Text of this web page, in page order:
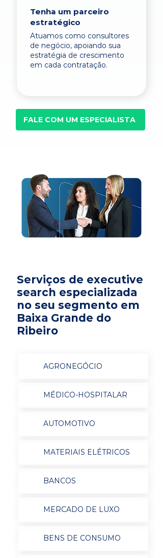
Tenha um parceiro
estratégico
Atuamos como consultores
de negócio, apoiando sua
estratégia de crescimento
em cada contratação.
FALE COM UM ESPECIALISTA
Serviços de executive
search especializada
no seu segmento em
Baixa Grande do
Ribeiro
AGRONEGÓCIO
MÉDICO-HOSPITALAR
AUTOMOTIVO
MATERIAIS ELÉTRICOS
BANCOS
MERCADO DE LUXO
BENS DE CONSUMO